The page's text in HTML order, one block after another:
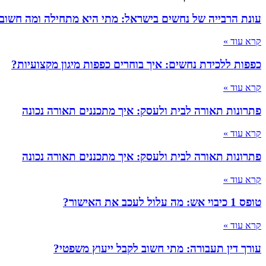
עונת הרבייה של נחשים בישראל: מתי היא מתחילה ומה
קרא עוד »
כפפות ללכידת נחשים: איך בוחרים כפפות מיגון מקצועיות?
קרא עוד »
פתרונות תאורה לבית ולעסק: איך מתכננים תאורה נכונה
קרא עוד »
פתרונות תאורה לבית ולעסק: איך מתכננים תאורה נכונה
קרא עוד »
טופס 1 כיבוי אש: מה עלול לעכב את האישור?
קרא עוד »
עורך דין תעבורה: מתי חשוב לקבל ייעוץ משפטי?